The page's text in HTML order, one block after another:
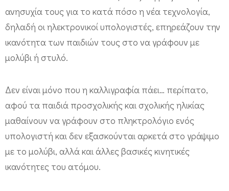
α
π
α
ι
ι
ά
“
ξ
ε
χ
ανησυχία τους για το κατά πόσο η νέα τεχνολογία,
δηλαδή οι ηλεκτρονικοί υπολογιστές, επηρεάζουν την
ικανότητα των παιδιών τους στο να γράφουν με
μολύβι ή στυλό.
Δεν είναι μόνο που η καλλιγραφία πάει… περίπατο,
αφού τα παιδιά προσχολικής και σχολικής ηλικίας
μαθαίνουν να γράφουν στο πληκτρολόγιο ενός
υπολογιστή και δεν εξασκούνται αρκετά στο γράψιμο
με το μολύβι, αλλά και άλλες βασικές κινητικές
ικανότητες του ατόμου.